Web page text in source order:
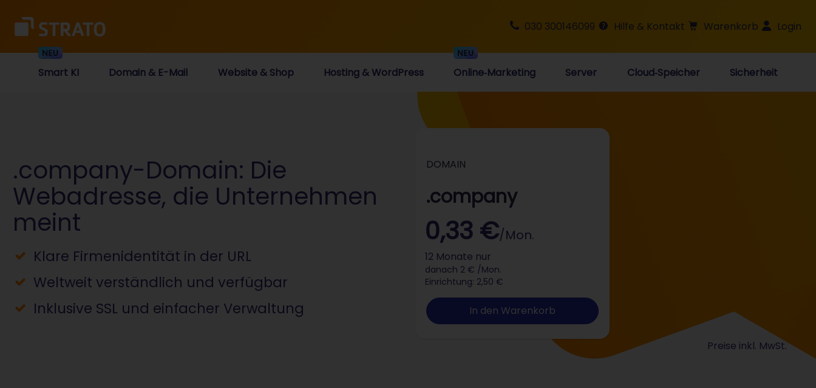
030 300146099 Hilfe & Kontakt Warenkorb Login
Smart KI Domain & E-Mail Website & Shop Hosting & WordPress Online‑Marketing Server Cloud‑Speicher Sicherheit
.company-Domain: Die
Webadresse, die Unternehmen
meint
Klare Firmenidentität in der URL
Weltweit verständlich und verfügbar
Inklusive SSL und einfacher Verwaltung
DOMAIN
.company
0,33 €/Mon.
12 Monate nur
danach 2 € /Mon.
Einrichtung: 2,50 €
In den Warenkorb
Preise inkl. MwSt.